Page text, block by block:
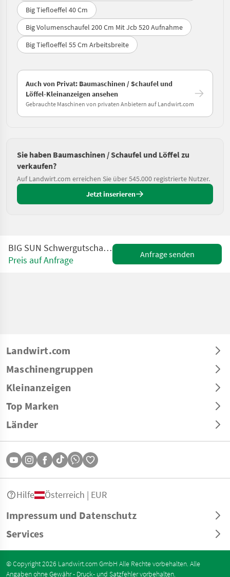
Big Tiefloeffel 40 Cm
Big Volumenschaufel 200 Cm Mit Jcb 520 Aufnahme
Big Tiefloeffel 55 Cm Arbeitsbreite
Auch von Privat: Baumaschinen / Schaufel und
Löffel-Kleinanzeigen ansehen
Gebrauchte Maschinen von privaten Anbietern auf Landwirt.com
Sie haben Baumaschinen / Schaufel und Löffel zu
verkaufen?
Auf Landwirt.com erreichen Sie über 545.000 registrierte Nutzer.
Jetzt inserieren
BIG SUN Schwergutschaufel 240 cm mit Case Aufnahme
Preis auf Anfrage
Anfrage senden
Landwirt.com
Maschinengruppen
Kleinanzeigen
Top Marken
Länder
Impressum und Datenschutz
Services
Hilfe Österreich | EUR
© Copyright 2026 Landwirt.com GmbH Alle Rechte vorbehalten. Alle
Angaben ohne Gewähr - Druck- und Satzfehler vorbehalten.